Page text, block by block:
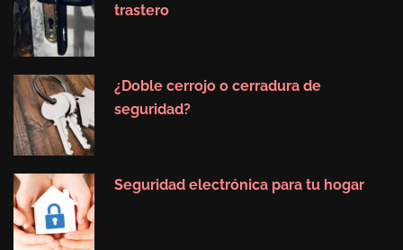
trastero
¿Doble cerrojo o cerradura de
seguridad?
Seguridad electrónica para tu hogar